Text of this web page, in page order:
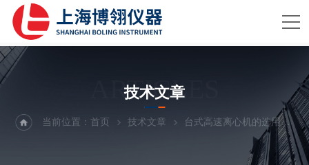
ARTICLES
技术文章
当前位置：首页 技术文章 台式高速离心机的选用及参数